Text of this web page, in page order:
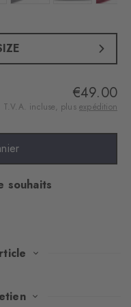
€49.00
T.V.A. incluse, plus expédition
souhaits
très chaud en